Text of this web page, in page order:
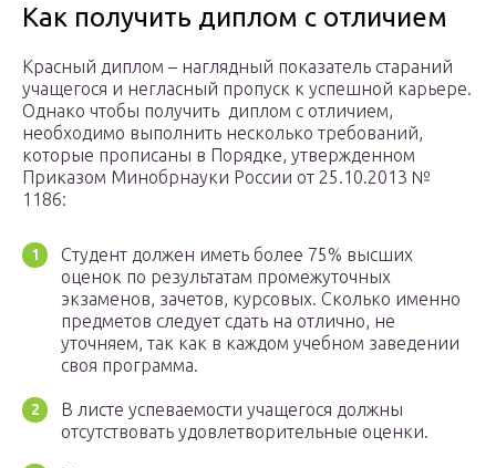
Как получить диплом с отличием
Красный диплом – наглядный показатель стараний
учащегося и негласный пропуск к успешной карьере.
Однако чтобы получить диплом с отличием,
необходимо выполнить несколько требований,
которые прописаны в Порядке, утвержденном
Приказом Минобрнауки России от 25.10.2013 №
1186:
Студент должен иметь более 75% высших
оценок по результатам промежуточных
экзаменов, зачетов, курсовых. Сколько именно
предметов следует сдать на отлично, не
уточняем, так как в каждом учебном заведении
своя программа.
В листе успеваемости учащегося должны
отсутствовать удовлетворительные оценки.